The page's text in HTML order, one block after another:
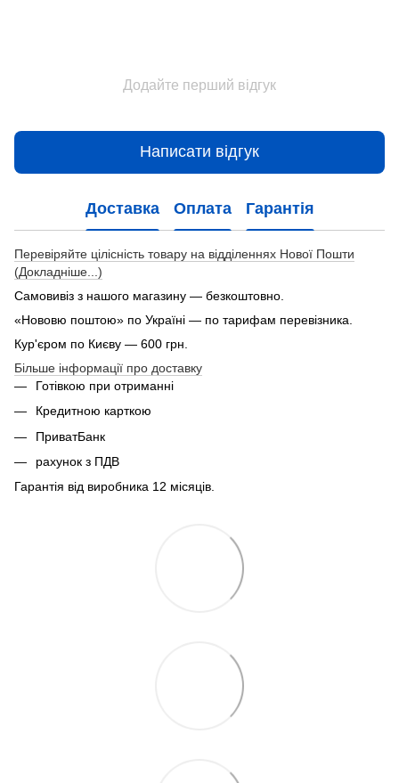
Додайте перший відгук
Написати відгук
Доставка Оплата Гарантія
Перевіряйте цілісність товару на відділеннях Нової Пошти
(Докладніше...)
Самовивіз з нашого магазину — безкоштовно.
«Нововю поштою» по Україні — по тарифам перевізника.
Кур'єром по Києву — 600 грн.
Більше інформації про доставку
Готівкою при отриманні
Кредитною карткою
ПриватБанк
рахунок з ПДВ
Гарантія від виробника 12 місяців.